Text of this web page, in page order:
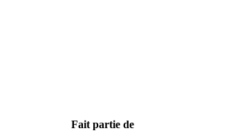
Fait partie de